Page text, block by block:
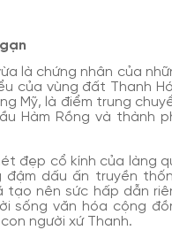
là chứng nhân của
của vùng đất Thanh
Mỹ, là điểm trung
Hàm Rồng và thành
đẹp cổ kính của làng
đậm dấu ấn truyền
tạo nên sức hấp dẫn
sống văn hóa cộng
người xứ Thanh.